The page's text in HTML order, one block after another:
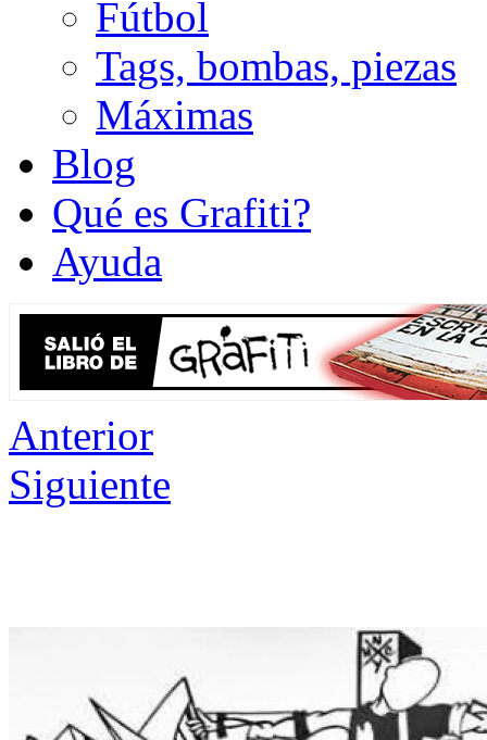
Fútbol
Tags, bombas, piezas
Máximas
Blog
Qué es Grafiti?
Ayuda
Anterior
Siguiente